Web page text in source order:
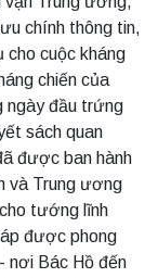
chính thông tin,
cuộc kháng
chiến của
ngày đầu trứng
sách quan
được ban hành
và Trung ương
tướng lĩnh
được phong
nơi Bác Hồ đến